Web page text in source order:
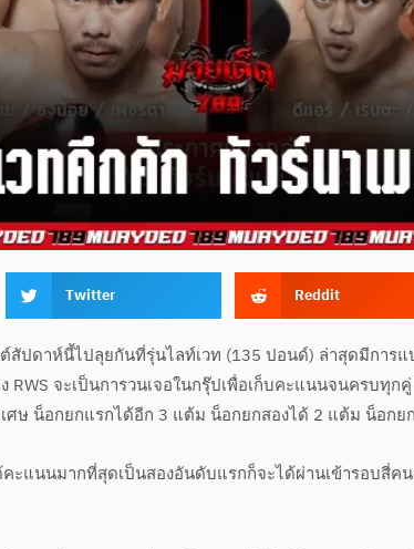
Twitter Reddit
สัปดาห์นี้ไปลุยกันที่รุ่นไลท์เวท (135 ปอนด์) ล่าสุดมีการ
RWS จะเป็นการวนเจอในกรุ๊ปเพื่อเก็บคะแนนจนครบทุ
ษ น็อกยกแรกได้อีก 3 แต้ม น็อกยกสองได้ 2 แต้ม น็อกย
ะแนนมากที่สุดเป็นสองอันดับแรกก็จะได้ผ่านเข้ารอบสี่ค